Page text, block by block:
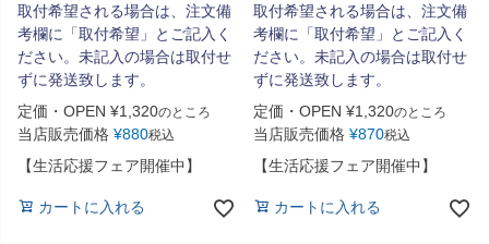
取付希望される場合は、注文備
考欄に「取付希望」とご記入く
ださい。未記入の場合は取付せ
ずに発送致します。
定価・OPEN ¥1,320のところ
当店販売価格 ¥880税込
【生活応援フェア開催中】
カートに入れる
取付希望される場合は、注文備
考欄に「取付希望」とご記入く
ださい。未記入の場合は取付せ
ずに発送致します。
定価・OPEN ¥1,320のところ
当店販売価格 ¥870税込
【生活応援フェア開催中】
カートに入れる